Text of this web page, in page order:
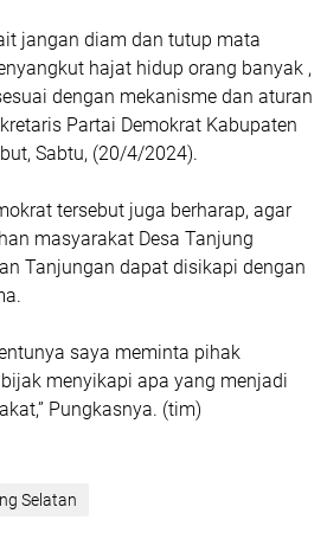
jangan diam dan tutup mata
hajat hidup orang banyak ,
dengan mekanisme dan aturan
Partai Demokrat Kabupaten
Sabtu, (20/4/2024).
tersebut juga berharap, agar
masyarakat Desa Tanjung
Tanjungan dapat disikapi dengan
saya meminta pihak
menyikapi apa yang menjadi
Pungkasnya. (tim)
Selatan